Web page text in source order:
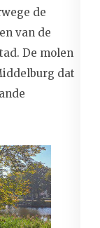
de
van de
De molen
dat